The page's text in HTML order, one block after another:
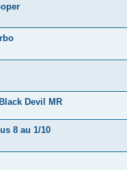
Devil MR
8 au 1/10